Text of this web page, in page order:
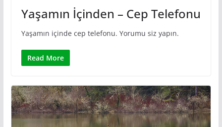
Yaşamın İçinden – Cep Telefonu
Yaşamın içinde cep telefonu. Yorumu siz yapın.
Read More